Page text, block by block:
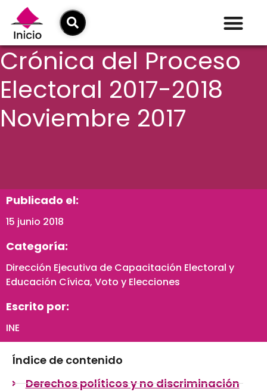
Crónica del Proceso
Electoral 2017-2018
Noviembre 2017
Publicado el:
15 junio 2018
Categoría:
Dirección Ejecutiva de Capacitación Electoral y
Educación Cívica, Voto y Elecciones
Escrito por:
INE
Índice de contenido
Derechos políticos y no discriminación